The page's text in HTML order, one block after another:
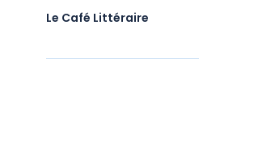
Le Café Littéraire